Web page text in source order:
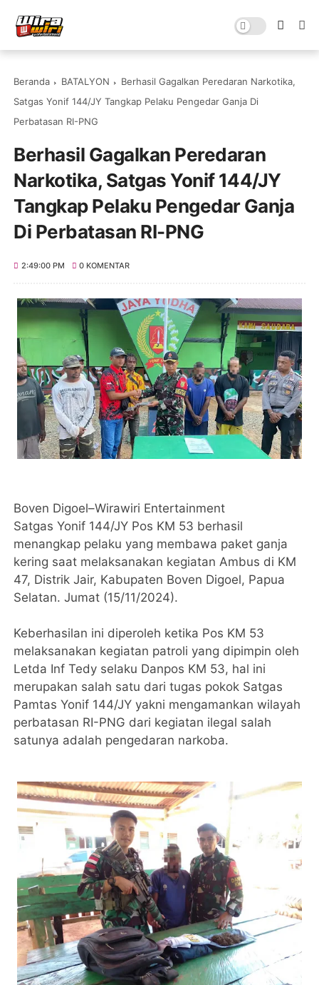
Beranda BATALYON
Berhasil Gagalkan Peredaran Narkotika,
Satgas Yonif 144/JY Tangkap Pelaku Pengedar Ganja Di
Perbatasan RI-PNG
Berhasil Gagalkan Peredaran
Narkotika, Satgas Yonif 144/JY
Tangkap Pelaku Pengedar Ganja
Di Perbatasan RI-PNG
2:49:00 PM 0 KOMENTAR
Boven Digoel–Wirawiri Entertainment
Satgas Yonif 144/JY Pos KM 53 berhasil
menangkap pelaku yang membawa paket ganja
kering saat melaksanakan kegiatan Ambus di KM
47, Distrik Jair, Kabupaten Boven Digoel, Papua
Selatan. Jumat (15/11/2024).
Keberhasilan ini diperoleh ketika Pos KM 53
melaksanakan kegiatan patroli yang dipimpin oleh
Letda Inf Tedy selaku Danpos KM 53, hal ini
merupakan salah satu dari tugas pokok Satgas
Pamtas Yonif 144/JY yakni mengamankan wilayah
perbatasan RI-PNG dari kegiatan ilegal salah
satunya adalah pengedaran narkoba.